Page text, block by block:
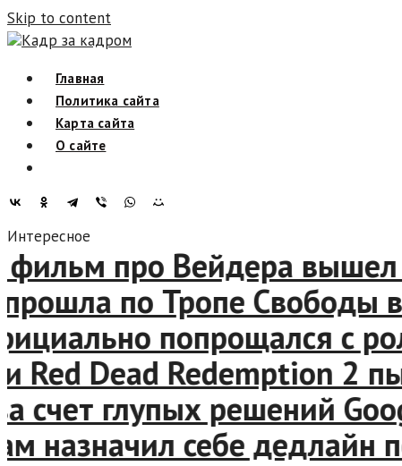
Skip to content
Кадр за кадром
Главная
Политика сайта
Карта сайта
О сайте
Интересное
про Вейдера вышел
по Тропе Свободы в
попрощался с
Dead Redemption 2
глупых решений
себе дедлайн по